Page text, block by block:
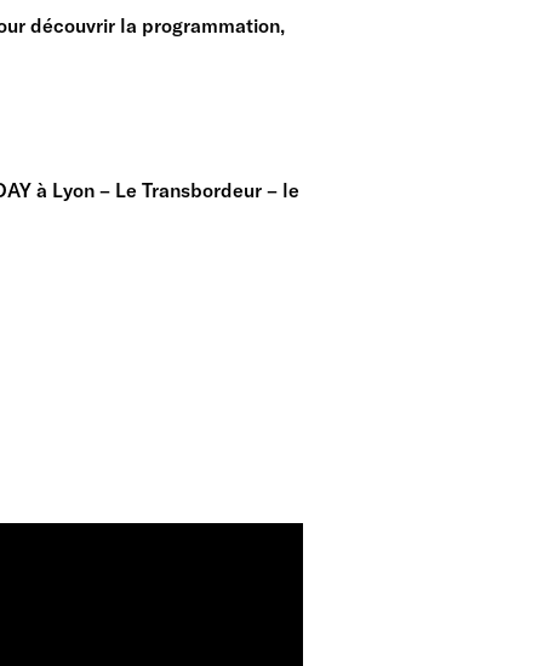
découvrir la programmation,
à Lyon – Le Transbordeur – le